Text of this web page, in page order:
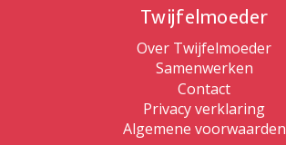
Twijfelmoeder
Over Twijfelmoeder
Samenwerken
Contact
Privacy verklaring
Algemene voorwaarden